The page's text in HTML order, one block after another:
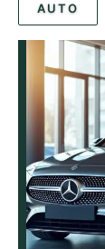
AUTO